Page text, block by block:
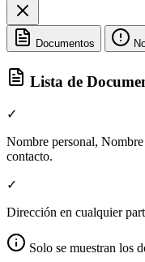
Documentos
Lista de
✓
Nombre personal,
contacto.
✓
Dirección en cualquier
Solo se muestran los